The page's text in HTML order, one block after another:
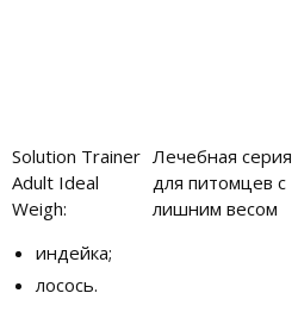
Solution Trainer
Adult Ideal
Weigh:
индейка;
лосось.
Лечебная серия
для питомцев с
лишним весом